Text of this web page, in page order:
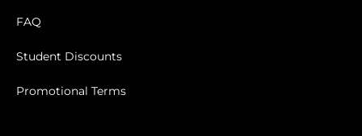
FAQ
Student Discounts
Promotional Terms